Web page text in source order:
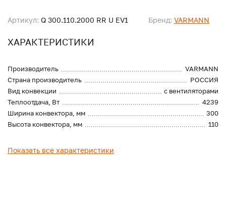
Артикул: Q 300.110.2000 RR U EV1 Бренд: VARMANN
ХАРАКТЕРИСТИКИ
Производитель
VARMANN
Страна производитель
РОССИЯ
Вид конвекции
с вентиляторами
Теплоотдача, Вт
4239
Ширина конвектора, мм
300
Высота конвектора, мм
110
Показать все характеристики